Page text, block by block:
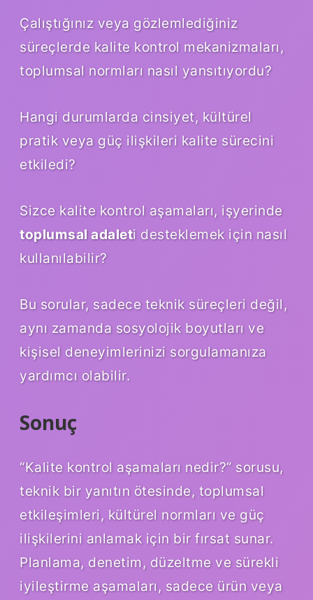
Çalıştığınız veya gözlemlediğiniz
süreçlerde kalite kontrol mekanizmaları,
toplumsal normları nasıl yansıtıyordu?
Hangi durumlarda cinsiyet, kültürel
pratik veya güç ilişkileri kalite sürecini
etkiledi?
Sizce kalite kontrol aşamaları, işyerinde
toplumsal adaleti desteklemek için nasıl
kullanılabilir?
Bu sorular, sadece teknik süreçleri değil,
aynı zamanda sosyolojik boyutları ve
kişisel deneyimlerinizi sorgulamanıza
yardımcı olabilir.
Sonuç
“Kalite kontrol aşamaları nedir?” sorusu,
teknik bir yanıtın ötesinde, toplumsal
etkileşimleri, kültürel normları ve güç
ilişkilerini anlamak için bir fırsat sunar.
Planlama, denetim, düzeltme ve sürekli
iyileştirme aşamaları, sadece ürün veya